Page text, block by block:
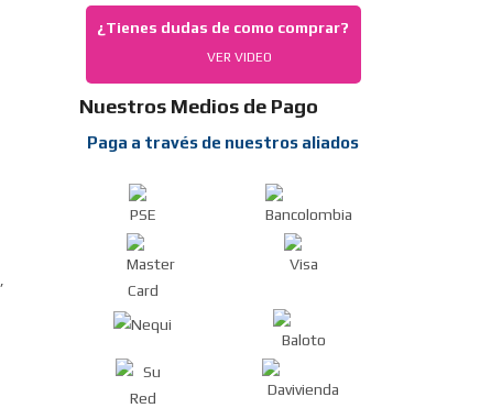
¿Tienes dudas de como comprar?
VER VIDEO
Nuestros Medios de Pago
Paga a través de nuestros aliados